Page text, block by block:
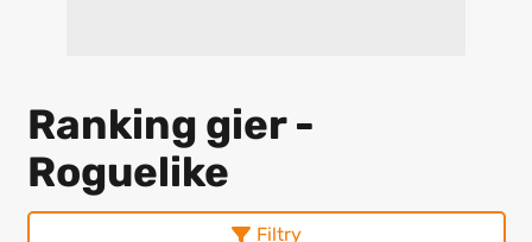
Ranking gier -
Roguelike
Filtry